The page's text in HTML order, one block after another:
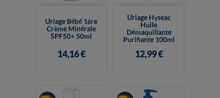
Uriage Bébé 1ère
Crème Minérale
SPF50+ 50ml
14,16 €
Uriage Hyseac
Huile
Démaquillante
Purifiante 100ml
12,99 €